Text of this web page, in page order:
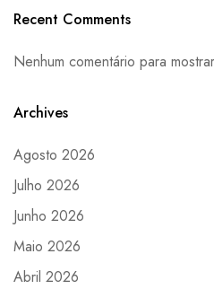
Recent Comments
Nenhum comentário para
Archives
Agosto 2026
Julho 2026
Junho 2026
Maio 2026
Abril 2026